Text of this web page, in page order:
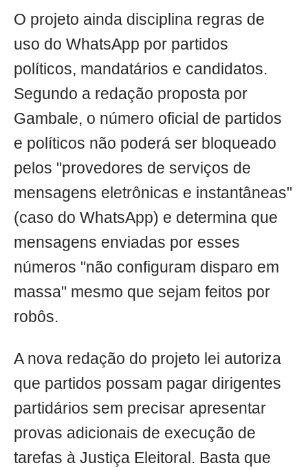
O projeto ainda disciplina regras de
uso do WhatsApp por partidos
políticos, mandatários e candidatos.
Segundo a redação proposta por
Gambale, o número oficial de partidos
e políticos não poderá ser bloqueado
pelos "provedores de serviços de
mensagens eletrônicas e instantâneas"
(caso do WhatsApp) e determina que
mensagens enviadas por esses
números "não configuram disparo em
massa" mesmo que sejam feitos por
robôs.
A nova redação do projeto lei autoriza
que partidos possam pagar dirigentes
partidários sem precisar apresentar
provas adicionais de execução de
tarefas à Justiça Eleitoral. Basta que